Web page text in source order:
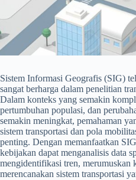
Sistem Informasi Geografis (SIG)
sangat berharga dalam penelitian
Dalam konteks yang semakin
pertumbuhan populasi, dan
semakin meningkat, pemahaman
sistem transportasi dan pola
penting. Dengan memanfaatkan
kebijakan dapat menganalisis data
mengidentifikasi tren, merumuskan
merencanakan sistem transportasi